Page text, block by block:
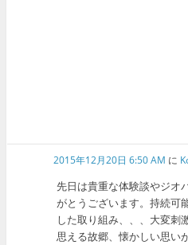
2015年12月20日 6:50 AM に
先日は貴重な体験談やジオ
がとうございます。持続可
した取り組み、、、大変刺
思える故郷、懐かしい思い